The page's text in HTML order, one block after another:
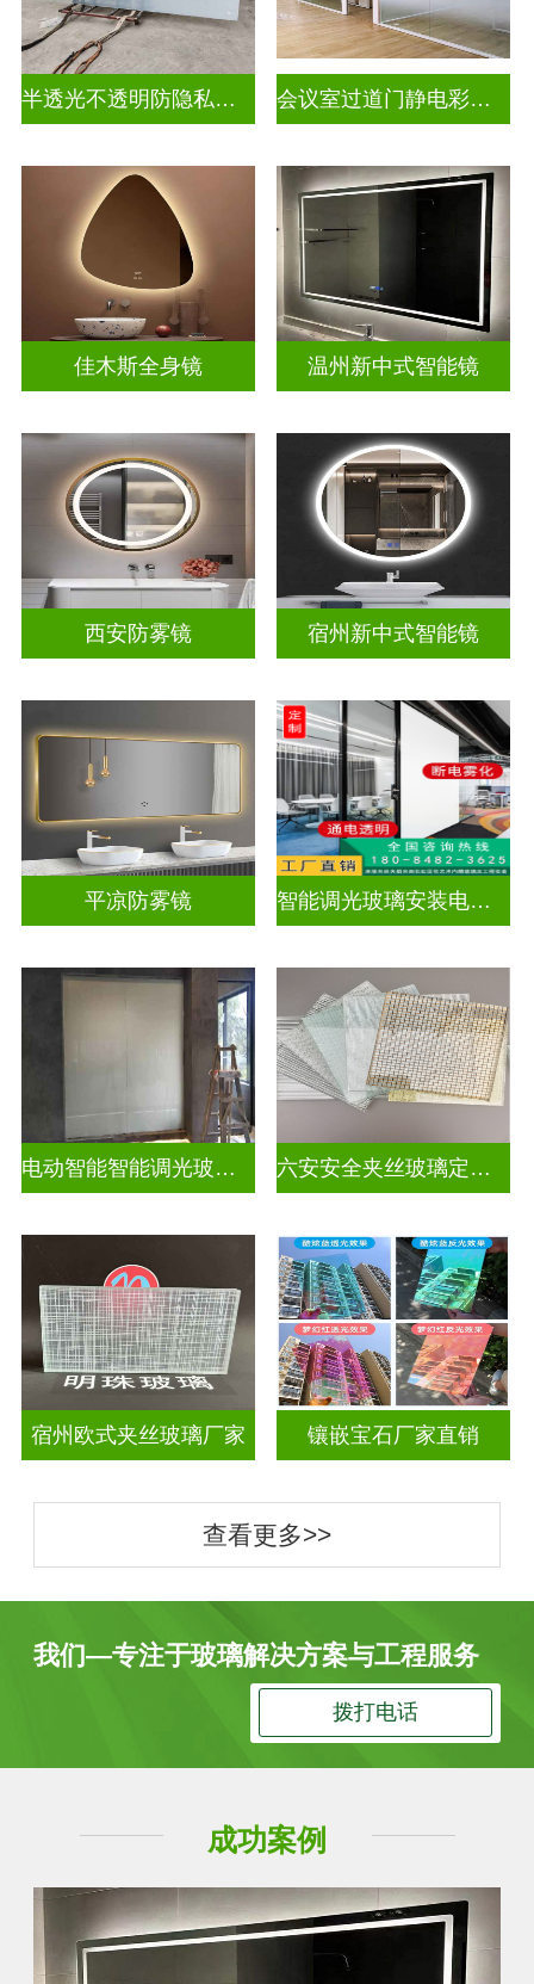
半透光不透明防隐私幻彩炫彩渐变玻璃 会议室过道门静电彩色渐变玻璃
佳木斯全身镜 温州新中式智能镜
西安防雾镜 宿州新中式智能镜
平凉防雾镜 智能调光玻璃安装电源视频教学大全
电动智能智能调光玻璃怎么调 六安安全夹丝玻璃定做电话
宿州欧式夹丝玻璃厂家 镶嵌宝石厂家直销
查看更多>>
我们—专注于玻璃解决方案与工程服务
拨打电话
成功案例